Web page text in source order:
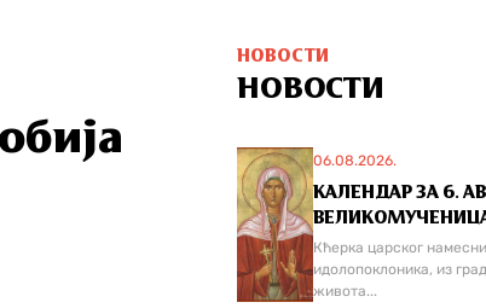
НОВОСТИ
НОВОСТИ
06.08.2026.
КАЛЕНДАР ЗА 6.
Кћерка царског
идолопоклоника, из
живота...